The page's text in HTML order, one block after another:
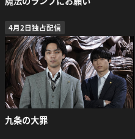
4月2日独占配信
九条の大罪